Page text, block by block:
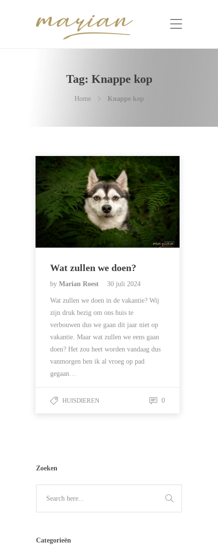
Tag: Knappe kop
Home Knappe kop
Wat zullen we doen?
by Marian Roest 30 juli 2024
Wat zullen we doen in de vakantie? Wij
zijn druk bezig om ons huis te
verbouwen dus we gaan dit jaar niet op
vakantie. Maar wat zullen we eens gaan
doen? Het zou heet worden vandaag dus
vanmorgen ben ik al vroeg op pad
gegaan…
HUISDIEREN 0
Zoeken
Categorieën